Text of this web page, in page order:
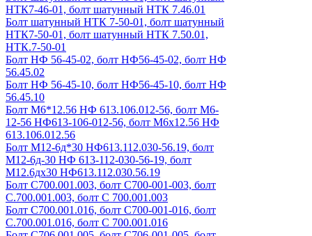
НТК7-46-01, болт шатунный НТК 7.46.01
Болт шатунный НТК 7-50-01, болт шатунный
НТК7-50-01, болт шатунный НТК 7.50.01,
НТК.7-50-01
Болт НФ 56-45-02, болт НФ56-45-02, болт НФ
56.45.02
Болт НФ 56-45-10, болт НФ56-45-10, болт НФ
56.45.10
Болт М6*12.56 НФ 613.106.012-56, болт М6-
12-56 НФ613-106-012-56, болт М6х12.56 НФ
613.106.012.56
Болт М12-6д*30 НФ613.112.030-56.19, болт
М12-6д-30 НФ 613-112-030-56-19, болт
М12.6дх30 НФ613.112.030.56.19
Болт С700.001.003, болт С700-001-003, болт
С.700.001.003, болт С 700.001.003
Болт С700.001.016, болт С700-001-016, болт
С.700.001.016, болт С 700.001.016